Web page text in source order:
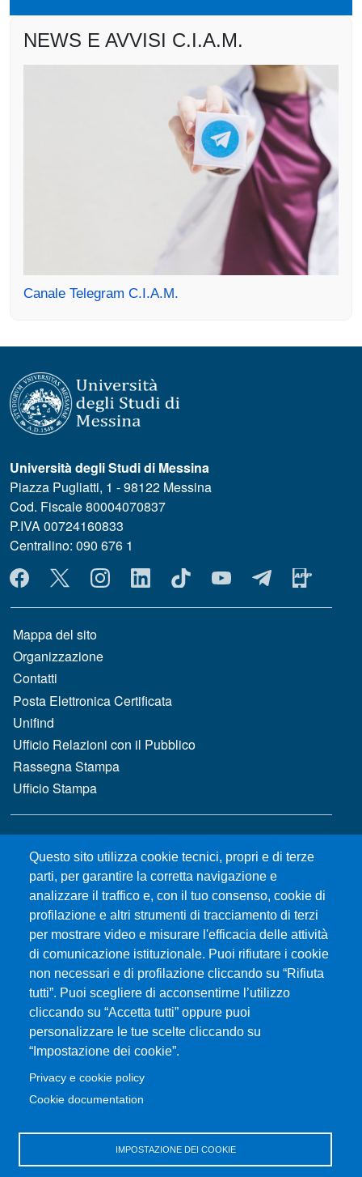
NEWS E AVVISI C.I.A.M.
Canale Telegram C.I.A.M.
Questo sito utilizza cookie tecnici, propri e di terze
parti, per garantire la corretta navigazione e
analizzare il traffico e, con il tuo consenso, cookie di
profilazione e altri strumenti di tracciamento di terzi
per mostrare video e misurare l'efficacia delle attività
di comunicazione istituzionale. Puoi rifiutare i cookie
non necessari e di profilazione cliccando su “Rifiuta
tutti”. Puoi scegliere di acconsentirne l’utilizzo
cliccando su “Accetta tutti” oppure puoi
personalizzare le tue scelte cliccando su
“Impostazione dei cookie”.
Privacy e cookie policy
Cookie documentation
IMPOSTAZIONE DEI COOKIE
Università degli Studi di Messina
Piazza Pugliatti, 1 - 98122 Messina
Cod. Fiscale 80004070837
P.IVA 00724160833
Centralino: 090 676 1
MENÙ SOCIAL
MENÙ FOOTER 1
Mappa del sito
Organizzazione
Contatti
Posta Elettronica Certificata
Unifind
Ufficio Relazioni con il Pubblico
Rassegna Stampa
Ufficio Stampa
MENÙ FOOTER 2
Gare d'appalto
Albo online
CIAM - Servizi Informatici
Brand Identity
Elenco siti tematici
Servizi per Disabilità e DSA
Sostieni Unime
Performance - trasparenza
Amministrazione trasparente
Note Legali
Atti di notifica
Pianificazione strategica